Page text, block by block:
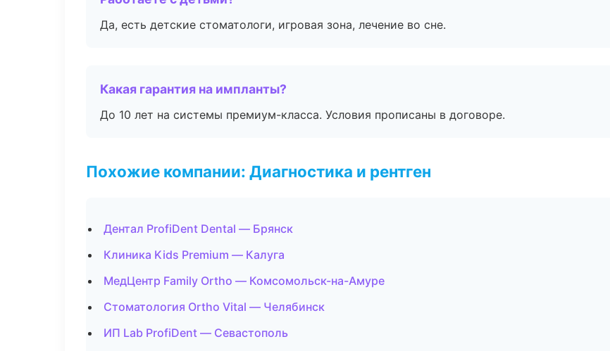
Да, есть детские стоматологи, игровая зона, лечение во сне.
Какая гарантия на импланты?
До 10 лет на системы премиум-класса. Условия прописаны в договоре.
Похожие компании: Диагностика и рентген
Дентал ProfiDent Dental — Брянск
Клиника Kids Premium — Калуга
МедЦентр Family Ortho — Комсомольск-на-Амуре
Стоматология Ortho Vital — Челябинск
ИП Lab ProfiDent — Севастополь